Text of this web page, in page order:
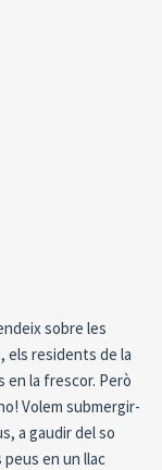
sobre les
els residents de la
en la frescor. Però
Volem submergir-
a gaudir del so
en un llac